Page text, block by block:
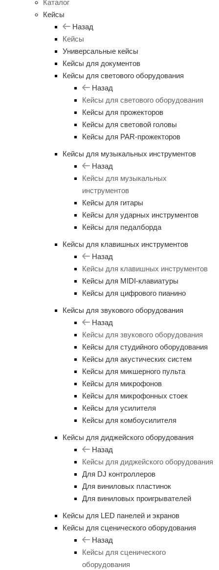
Каталог
Кейсы
Назад
Кейсы
Универсальные кейсы
Кейсы для документов
Кейсы для светового оборудования
Назад
Кейсы для светового оборудования
Кейсы для прожекторов
Кейсы для световой головы
Кейсы для PAR-прожекторов
Кейсы для музыкальных инструментов
Назад
Кейсы для музыкальных
инструментов
Кейсы для гитары
Кейсы для ударных инструментов
Кейсы для педалборда
Кейсы для клавишных инструментов
Назад
Кейсы для клавишных инструментов
Кейсы для MIDI-клавиатуры
Кейсы для цифрового пианино
Кейсы для звукового оборудования
Назад
Кейсы для звукового оборудования
Кейсы для студийного оборудования
Кейсы для акустических систем
Кейсы для микшерного пульта
Кейсы для микрофонов
Кейсы для микрофонных стоек
Кейсы для усилителя
Кейсы для комбоусилителя
Кейсы для диджейского оборудования
Назад
Кейсы для диджейского оборудования
Для DJ контроллеров
Для виниловых пластинок
Для виниловых проигрывателей
Кейсы для LED панелей и экранов
Кейсы для сценического оборудования
Назад
Кейсы для сценического
оборудования